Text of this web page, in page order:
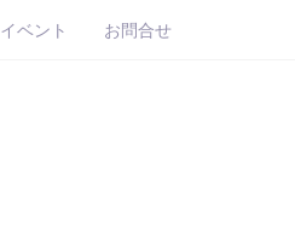
イベント お問合せ